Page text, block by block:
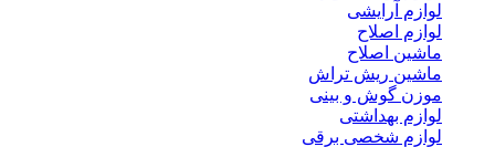
لوازم آرایشی
لوازم اصلاح
ماشین اصلاح
ماشین ریش تراش
موزن گوش و بینی
لوازم بهداشتی
لوازم شخصی برقی